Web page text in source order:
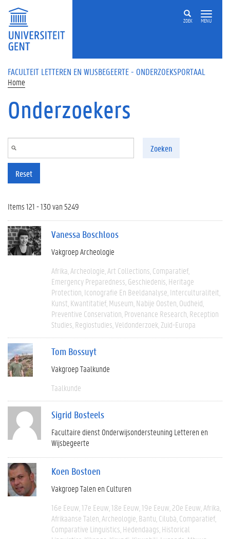
Overslaan en naar de inhoud gaan
ZOEK MENU
FACULTEIT LETTEREN EN WIJSBEGEERTE - ONDERZOEKSPORTAAL
Home
Onderzoekers
Zoeken
Reset
Items 121 - 130 van 5249
Vanessa Boschloos
Vakgroep Archeologie
Afrika Archeologie Art Collections Comparatief
Emergency Preparedness Geschiedenis Heritage
Protection Iconografie En Beeldanalyse Interculturaliteit
Kunst Kwantitatief Museum Nabije Oosten Oudheid
Preventive Conservation Provenance Research Reception
Studies Regiostudies Veldonderzoek Zuid-Europa
Tom Bossuyt
Vakgroep Taalkunde
Taalkunde
Sigrid Bosteels
Facultaire dienst Onderwijsondersteuning Letteren en
Wijsbegeerte
Koen Bostoen
Vakgroep Talen en Culturen
16e Eeuw 17e Eeuw 18e Eeuw 19e Eeuw 20e Eeuw Afrika
Afrikaanse Talen Archeologie Bantu Cilubà Comparatief
Comparative Linguistics Hedendaags Historical